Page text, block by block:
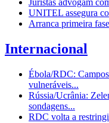
Juristas advogam
UNITEL assegura
Arranca primeira
Internacional
Ébola/RDC:
vulneráveis...
Rússia/Ucrânia:
sondagens...
RDC volta a